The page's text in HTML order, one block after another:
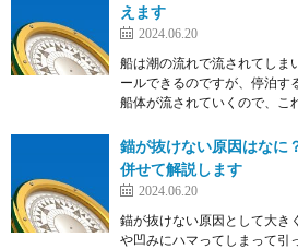
えます
2024.06.20
船は潮の流れで流されてしま
ールできるのですが、停泊す
船体が流されていくので、こ
錨が抜けない原因はなに
併せて解説します
2024.06.20
錨が抜けない原因として大き
や凹みにハマってしまって引